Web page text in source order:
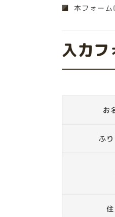
本フォー
入力フ
お
ふ